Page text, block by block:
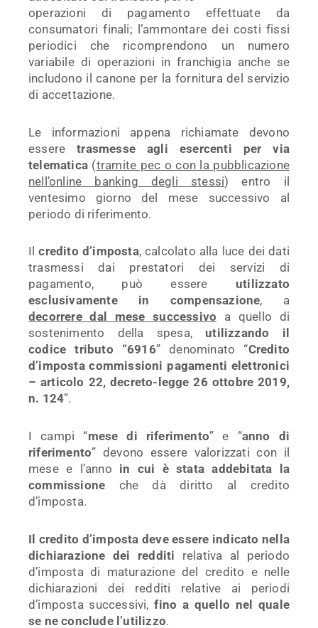
operazioni di pagamento effettuate da
consumatori finali; l’ammontare dei costi fissi
periodici che ricomprendono un numero
variabile di operazioni in franchigia anche se
includono il canone per la fornitura del servizio
di accettazione.
Le informazioni appena richiamate devono
essere trasmesse agli esercenti per via
telematica (tramite pec o con la pubblicazione
nell’online banking degli stessi) entro il
ventesimo giorno del mese successivo al
periodo di riferimento.
Ilcredito d’imposta, calcolato alla luce dei dati
trasmessi dai prestatori dei servizi di
pagamento, può essere utilizzato
esclusivamente in compensazione, a
decorrere dal mese successivo a quello di
sostenimento della spesa, utilizzando il
codice tributo “6916” denominato “Credito
d’imposta commissioni pagamenti elettronici
– articolo 22, decreto-legge 26 ottobre 2019,
n. 124”.
I campi “mese di riferimento” e “anno di
riferimento” devono essere valorizzati con il
mese e l’anno in cui è stata addebitata la
commissione che dà diritto al credito
d’imposta.
Il credito d’imposta deve essere indicato nella
dichiarazione dei redditi relativa al periodo
d’imposta di maturazione del credito e nelle
dichiarazioni dei redditi relative ai periodi
d’imposta successivi,fino a quello nel quale
se ne conclude l’utilizzo.